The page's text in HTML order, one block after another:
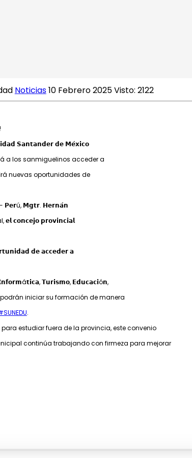
𝗦𝗨𝗣𝗘𝗥𝗜𝗢𝗥 𝗘𝗡 𝗦𝗔𝗡
Noticias10 Febrero 2025Visto: 2122
𝗦𝗮𝗻𝘁𝗮𝗻𝗱𝗲𝗿 𝗱𝗲 𝗠𝗲́𝘅𝗶𝗰𝗼
a los sanmiguelinos acceder a
nuevas oportunidades de
𝗣𝗲𝗿ú, 𝗠𝗴𝘁𝗿. 𝗛𝗲𝗿𝗻𝗮́𝗻
𝗰𝗼𝗻𝗰𝗲𝗷𝗼 𝗽𝗿𝗼𝘃𝗶𝗻𝗰𝗶𝗮𝗹
𝗱𝗲 𝗮𝗰𝗰𝗲𝗱𝗲𝗿 𝗮
𝗧𝘂𝗿𝗶𝘀𝗺𝗼, 𝗘𝗱𝘂𝗰𝗮𝗰𝗶ó𝗻,
podrán iniciar su formación de manera
.
estudiar fuera de la provincia, este convenio
continúa trabajando con firmeza para mejorar